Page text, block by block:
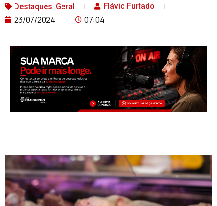
Destaques, Geral Flávio Furtado
23/07/2024 07:04